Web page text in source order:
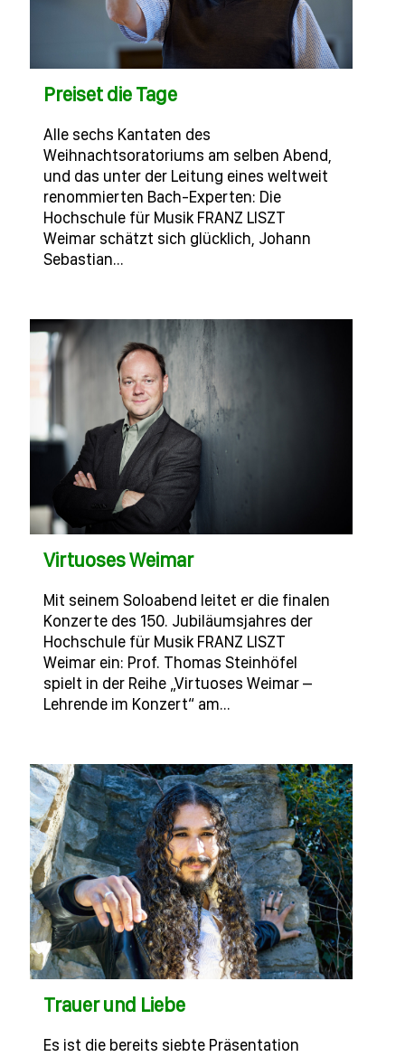
Preiset die Tage
Alle sechs Kantaten des
Weihnachtsoratoriums am selben Abend,
und das unter der Leitung eines weltweit
renommierten Bach-Experten: Die
Hochschule für Musik FRANZ LISZT
Weimar schätzt sich glücklich, Johann
Sebastian…
Virtuoses Weimar
Mit seinem Soloabend leitet er die finalen
Konzerte des 150. Jubiläumsjahres der
Hochschule für Musik FRANZ LISZT
Weimar ein: Prof. Thomas Steinhöfel
spielt in der Reihe „Virtuoses Weimar –
Lehrende im Konzert“ am…
Trauer und Liebe
Es ist die bereits siebte Präsentation